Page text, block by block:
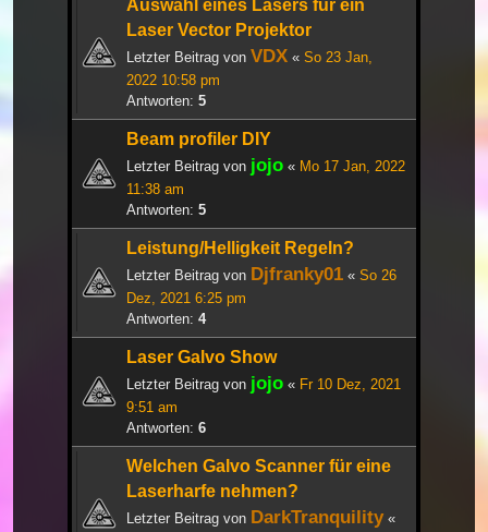
Auswahl eines Lasers für ein
Laser Vector Projektor
Letzter Beitrag von VDX « So 23 Jan,
2022 10:58 pm
Antworten: 5
Beam profiler DIY
Letzter Beitrag von jojo « Mo 17 Jan, 2022
11:38 am
Antworten: 5
Leistung/Helligkeit Regeln?
Letzter Beitrag von Djfranky01 « So 26
Dez, 2021 6:25 pm
Antworten: 4
Laser Galvo Show
Letzter Beitrag von jojo « Fr 10 Dez, 2021
9:51 am
Antworten: 6
Welchen Galvo Scanner für eine
Laserharfe nehmen?
Letzter Beitrag von DarkTranquility«